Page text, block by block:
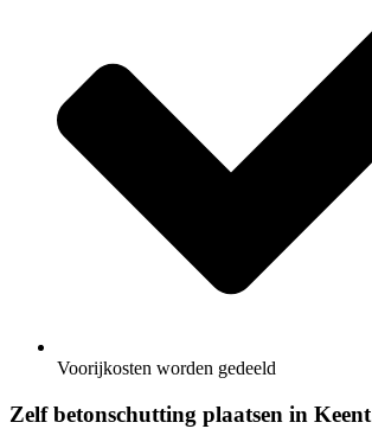
Voorijkosten worden gedeeld
Zelf betonschutting plaatsen in Keent